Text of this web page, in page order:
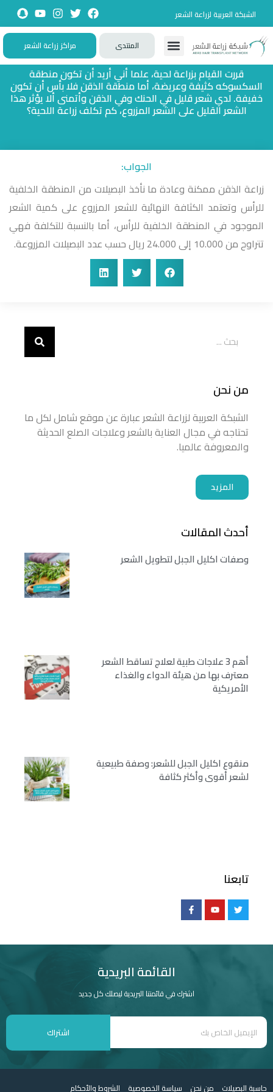
الشبكة العربية لزراعة الشعر
المنتدى مراكز زراعة الشعر
قررت القيام بزراعة لحية، علما أني أريد أن تكون منطقة
السكسوكه كثيفة وعريضة، أما منطقة الذقن فلا بأس أن تكون
خفيفة. لدي شعر قليل في الحنك وفي الذقن وأتمنى ألا يؤثر هذا
الشعر القليل على الشعر المزروع، كم تكلف زراعة اللحية؟
الجواب:
زراعة الذقن ممكنة وعادة ما نأخذ البصيلات من المنطقة الخلفية
للرأس وتعتمد الكثافة النهائية للشعر المزروع على كمية الشعر
الموجود في المنطقة الخلفية للرأس، أما بالنسبة للتكلفة فهي
تتراوح من 10.000 إلى 24.000 ريال حسب عدد البصيلات المزروعة.
من نحن
الشبكة العربية لزراعة الشعر عبارة عن موقع شامل لكل ما
تحتاجه في مجال العناية بالشعر وعلاجات الصلع الحديثة
والمعروفة عالميا.
المزيد
أحدث المقالات
وصفات اكليل الجبل لتطويل الشعر
أهم 3 علاجات طبية لعلاج تساقط الشعر
معترف بها من هيئة الدواء والغذاء
الأمريكية
منقوع اكليل الجبل للشعر: وصفة طبيعية
لشعر أقوى وأكثر كثافة
تابعنا
القائمة البريدية
اشترك في قائمتنا البريدية ليصلك كل جديد
اشتراك
حاسبة البصيلات من نحن سياسة الخصوصية الشروط والأحكام